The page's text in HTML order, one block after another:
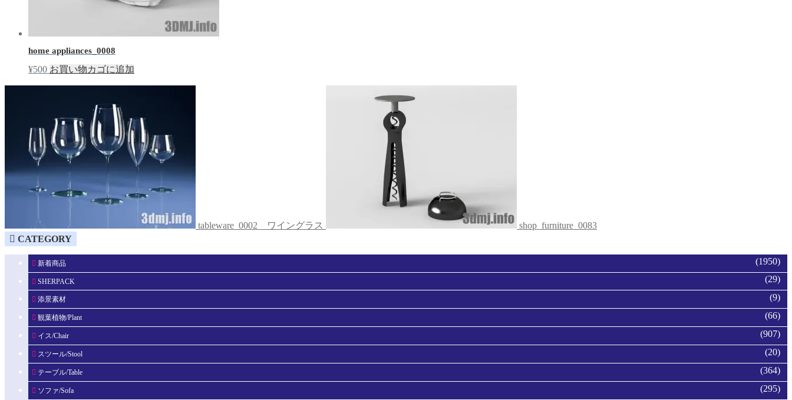
home appliances_0008
¥500 お買い物カゴに追加
tableware_0002 ワイングラス
shop_furniture_0083
CATEGORY
新着商品 (1950)
SHERPACK (29)
添景素材 (9)
観葉植物/Plant (66)
イス/Chair (907)
スツール/Stool (20)
テーブル/Table (364)
ソファ/Sofa (295)